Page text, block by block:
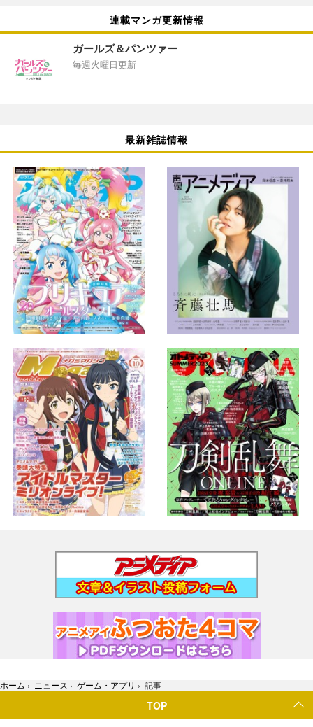
連載マンガ更新情報
ガールズ＆パンツァー
毎週火曜日更新
最新雑誌情報
ホーム › ニュース › ゲーム・アプリ › 記事
TOP